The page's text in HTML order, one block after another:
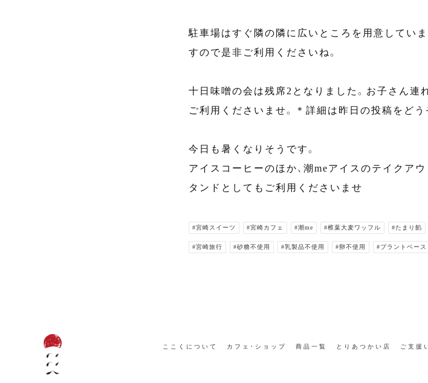
駐車場はすぐ隣の隣に広いところを用意してい
すので是非ご利用くださいね。
十日味噌の会は残席2となりました。お子さん連
ご利用くださいませ。＊詳細は昨日の投稿をどう
今日も暑くなりそうです。
アイスコーヒーのほか、潮meアイスのテイクア
タンドとしてもご利用くださいませ
#宮崎スイーツ #宮崎カフェ #潮me #椎葉大麦ワッフル #たまり餡
#宮崎旅行 #砂糖不使用 #乳製品不使用 #卵不使用 #プラントベース
ここくについて カフェ・ショップ 商品一覧 とりあつかい店 ご支援